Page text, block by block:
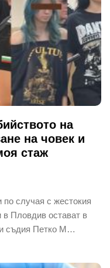
на
на човек и
стаж
случая с жестокия
Пловдив остават в
съдия Петко М…